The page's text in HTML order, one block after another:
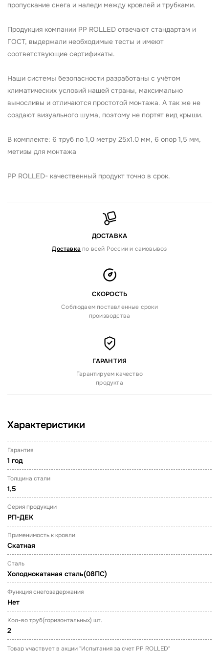
пропускание снега и наледи между кровлей и трубками.
Продукция компании PP ROLLED отвечают стандартам и
ГОСТ, выдержали необходимые тесты и имеют
соответствующие сертификаты.
Наши системы безопасности разработаны с учётом
климатических условий нашей страны, максимально
выносливы и отличаются простотой монтажа. А так же не
создают визуального шума, поэтому не портят вид крыши.
В комплекте: 6 труб по 1,0 метру 25х1.0 мм, 6 опор 1,5 мм,
метизы для монтажа
PP ROLLED- качественный продукт точно в срок.
ДОСТАВКА
Доставка по всей России и самовывоз
СКОРОСТЬ
Соблюдаем поставленные сроки
производства
ГАРАНТИЯ
Гарантируем качество
продукта
Характеристики
Гарантия
1 год
Толщина стали
1,5
Серия продукции
РП-ДЕК
Применимость к кровли
Скатная
Сталь
Холоднокатаная сталь(08ПС)
Функция снегозадержания
Нет
Кол-во труб(горизонтальных) шт.
2
Товар участвует в акции "Испытания за счет PP ROLLED"